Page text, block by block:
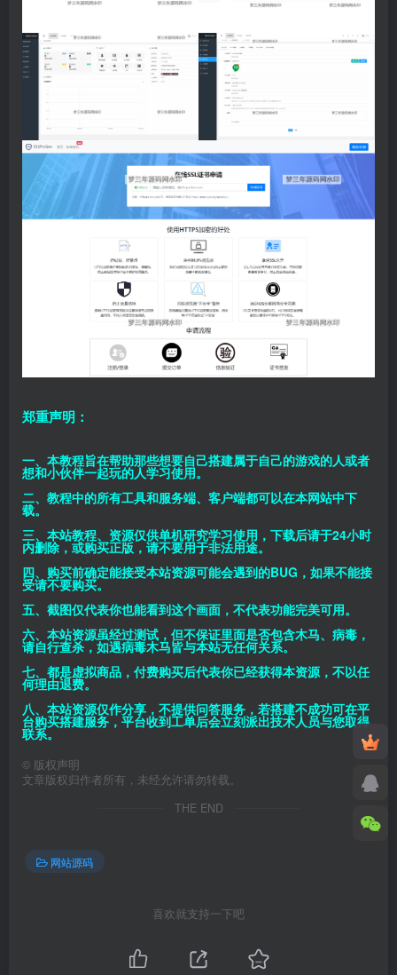
郑重声明：
一、本教程旨在帮助那些想要自己搭建属于自己的游戏的人或者
想和小伙伴一起玩的人学习使用。
二、教程中的所有工具和服务端、客户端都可以在本网站中下
载。
三、本站教程、资源仅供单机研究学习使用，下载后请于24小时
内删除，或购买正版，请不要用于非法用途。
四、购买前确定能接受本站资源可能会遇到的BUG，如果不能接
受请不要购买。
五、截图仅代表你也能看到这个画面，不代表功能完美可用。
六、本站资源虽经过测试，但不保证里面是否包含木马、病毒，
请自行查杀，如遇病毒木马皆与本站无任何关系。
七、都是虚拟商品，付费购买后代表你已经获得本资源，不以任
何理由退费。
八、本站资源仅作分享，不提供问答服务，若搭建不成功可在平
台购买搭建服务，平台收到工单后会立刻派出技术人员与您取得
联系。
© 版权声明
文章版权归作者所有，未经允许请勿转载。
THE END
网站源码
喜欢就支持一下吧